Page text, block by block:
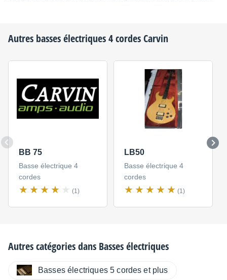
Autres basses électriques 4 cordesCarvin
BB 75
Basse électrique 4
cordes
(1)
LB50
Basse électrique 4
cordes
(1)
Autres catégories dans Basses électriques
Basses électriques 5 cordes et plus